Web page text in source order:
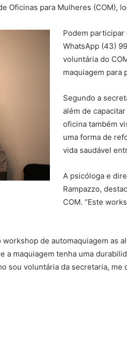
para Mulheres (COM),
Podem
WhatsApp (43)
voluntária do
maquiagem para
Segundo a
além de
oficina também
uma forma de
vida saudável
A psicóloga e
Rampazzo,
COM. “Este
de automaquiagem as
a maquiagem tenha uma
sou voluntária da secretaria,